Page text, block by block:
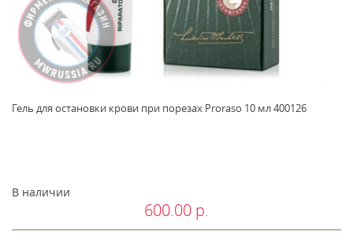
Гель для остановки крови при порезах Proraso 10 мл 400126
В наличии
600.00 р.